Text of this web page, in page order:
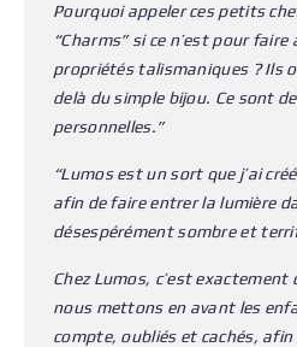
Pourquoi appeler ces petits
“Charms” si ce n’est pour
propriétés talismaniques ? Ils
delà du simple bijou. Ce sont
personnelles.”
“Lumos est un sort que j’ai
afin de faire entrer la lumière
désespérément sombre et
Chez Lumos, c’est
nous mettons en avant les
compte, oubliés et cachés,